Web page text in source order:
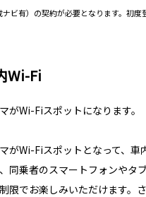
ナビ有）の契約が必要となります。初
Wi-Fi
がWi-Fiスポットになります。
がWi-Fiスポットとなって、
同乗者のスマートフォンやタ
限でお楽しみいただけます。